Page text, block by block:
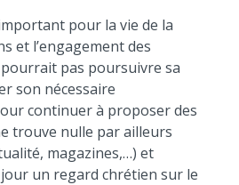
pour la vie de la
et l’engagement des
pourrait pas poursuivre sa
son nécessaire
continuer à proposer des
trouve nulle par ailleurs
magazines,…) et
un regard chrétien sur le